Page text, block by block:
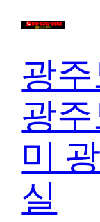
광
광
미
실